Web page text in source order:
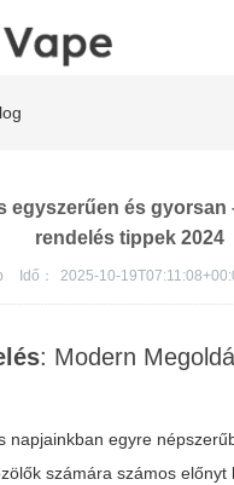
egyszerűen és gyorsan
rendelés tippek 2024
Idő： 2025-10-
: Modern
napjainkban egyre
számára számos előnyt